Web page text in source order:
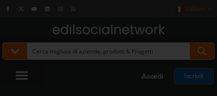
Italiano
Accedi Iscriviti